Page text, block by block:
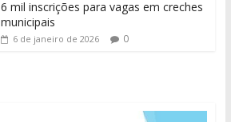
6 mil inscrições para vagas em creches
municipais
6 de janeiro de 2026 0